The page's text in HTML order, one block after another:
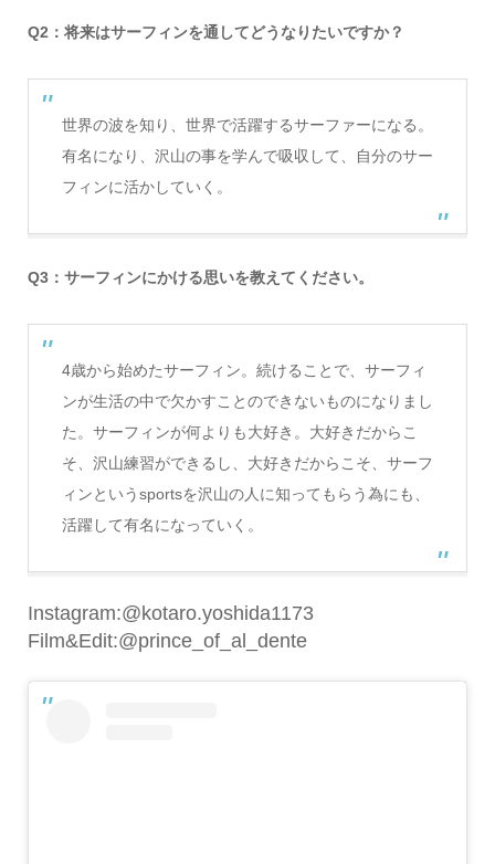
Q2：将来はサーフィンを通してどうなりたいですか？
世界の波を知り、世界で活躍するサーファーになる。
有名になり、沢山の事を学んで吸収して、自分のサー
フィンに活かしていく。
Q3：サーフィンにかける思いを教えてください。
4歳から始めたサーフィン。続けることで、サーフィ
ンが生活の中で欠かすことのできないものになりまし
た。サーフィンが何よりも大好き。大好きだからこ
そ、沢山練習ができるし、大好きだからこそ、サーフ
ィンというsportsを沢山の人に知ってもらう為にも、
活躍して有名になっていく。
Instagram:@kotaro.yoshida1173
Film&Edit:@prince_of_al_dente